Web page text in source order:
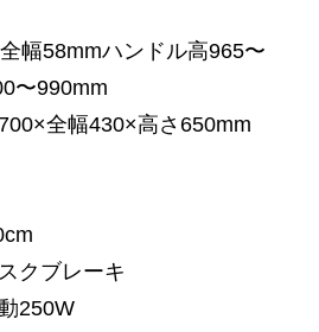
幅58mmハンドル高965〜
〜990mm
全幅430×高さ650mm
クブレーキ
250W